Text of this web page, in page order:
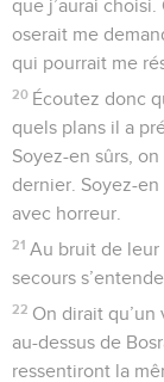
que j’aurai
oserait me
qui pourrait me
20 Écoutez donc
quels plans il a
Soyez-en sûrs,
dernier. Soyez-
avec horreur.
21 Au bruit de leur
secours
22 On dirait
au-dessus de
ressentiront la